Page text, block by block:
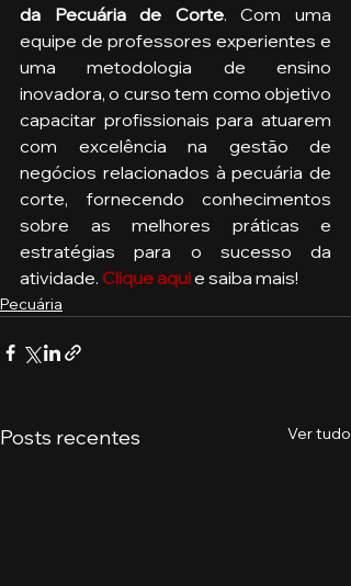
da Pecuária de Corte. Com uma
equipe de professores experientes e
uma metodologia de ensino
inovadora, o curso tem como objetivo
capacitar profissionais para atuarem
com excelência na gestão de
negócios relacionados à pecuária de
corte, fornecendo conhecimentos
sobre as melhores práticas e
estratégias para o sucesso da
atividade. Clique aquie saiba mais!
Pecuária
Posts recentes Ver tudo